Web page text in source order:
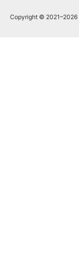
Copyright © 2021–2026